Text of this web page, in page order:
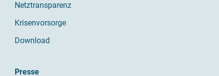
Netztransparenz
Krisenvorsorge
Download
Presse